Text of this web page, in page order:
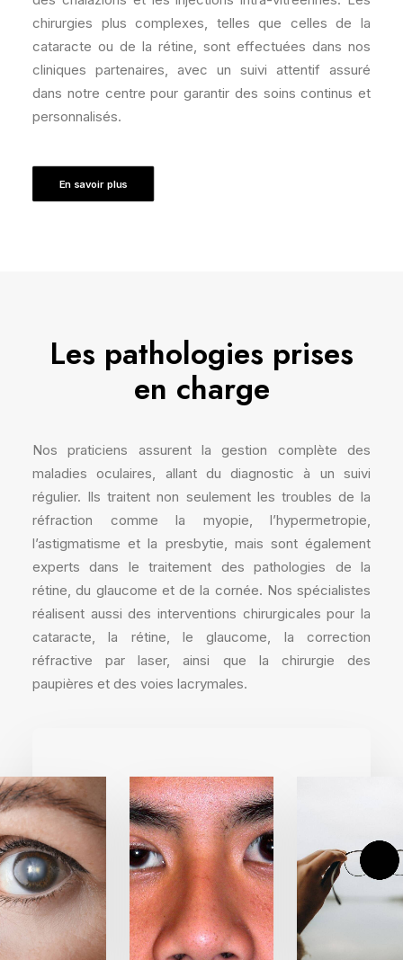
chirurgies plus complexes, telles que celles de la
cataracte ou de la rétine, sont effectuées dans nos
cliniques partenaires, avec un suivi attentif assuré
dans notre centre pour garantir des soins continus et
personnalisés.
En savoir plus
Les pathologies prises
en charge
Nos praticiens assurent la gestion complète des
maladies oculaires, allant du diagnostic à un suivi
régulier. Ils traitent non seulement les troubles de la
réfraction comme la myopie, l’hypermetropie,
l’astigmatisme et la presbytie, mais sont également
experts dans le traitement des pathologies de la
rétine, du glaucome et de la cornée. Nos spécialistes
réalisent aussi des interventions chirurgicales pour la
cataracte, la rétine, le glaucome, la correction
réfractive par laser, ainsi que la chirurgie des
paupières et des voies lacrymales.